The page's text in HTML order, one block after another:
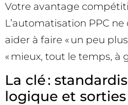
Votre avantage
L’automatisation PPC
aider à faire « un peu
« mieux, tout le temps, à
La clé :
logique et sorties